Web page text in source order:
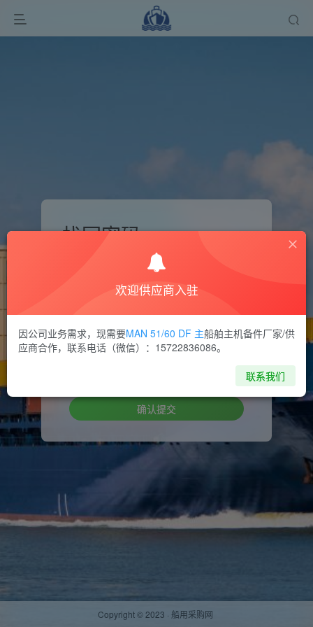
找回密码
设置新密码
确认提交
Copyright © 2023 · 船用采购网
欢迎供应商入驻
因公司业务需求，现需要MAN 51/60 DF 主船舶主机备件厂家/供
应商合作，联系电话（微信）：15722836086。
联系我们